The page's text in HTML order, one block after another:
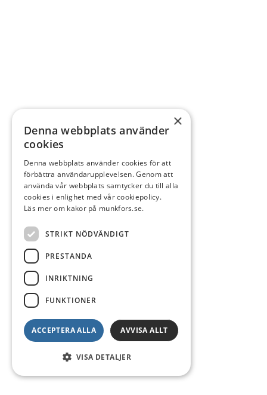
×
Denna webbplats använder
cookies
Denna webbplats använder cookies för att
förbättra användarupplevelsen. Genom att
använda vår webbplats samtycker du till alla
cookies i enlighet med vår cookiepolicy.
Läs mer om kakor på munkfors.se.
STRIKT NÖDVÄNDIGT
PRESTANDA
INRIKTNING
FUNKTIONER
ACCEPTERA ALLA AVVISA ALLT
VISA DETALJER